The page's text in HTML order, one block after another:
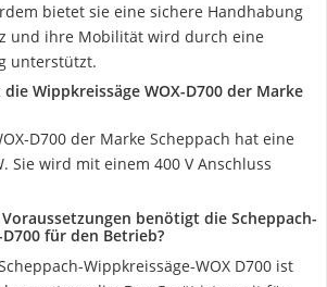
bietet sie eine sichere Handhabung
und ihre Mobilität wird durch eine
unterstützt.
Wippkreissäge WOX-D700 der Marke
D700 der Marke Scheppach hat eine
Sie wird mit einem 400 V Anschluss
benötigt die Scheppach-
für den Betrieb?
Wippkreissäge-WOX D700 ist